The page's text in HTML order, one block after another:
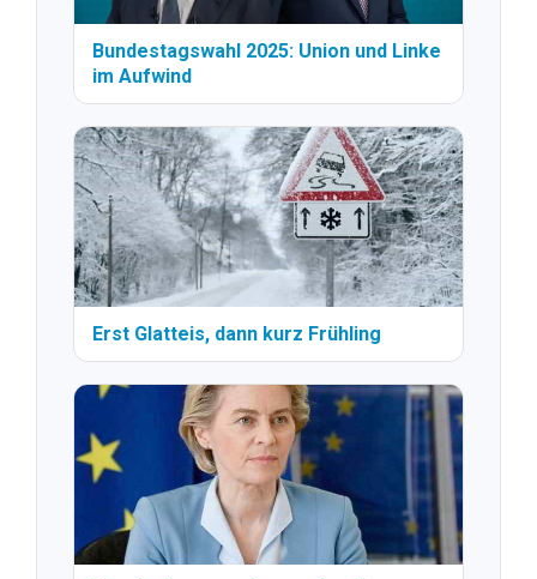
Bundestagswahl 2025: Union und Linke
im Aufwind
Erst Glatteis, dann kurz Frühling